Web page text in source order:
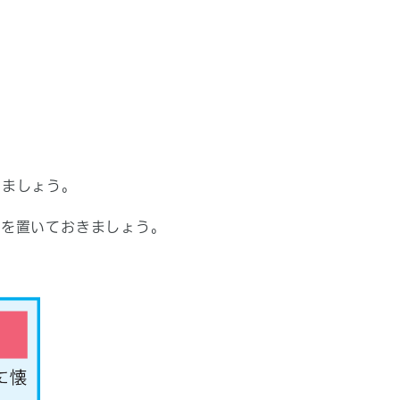
しょう。
置いておきましょう。